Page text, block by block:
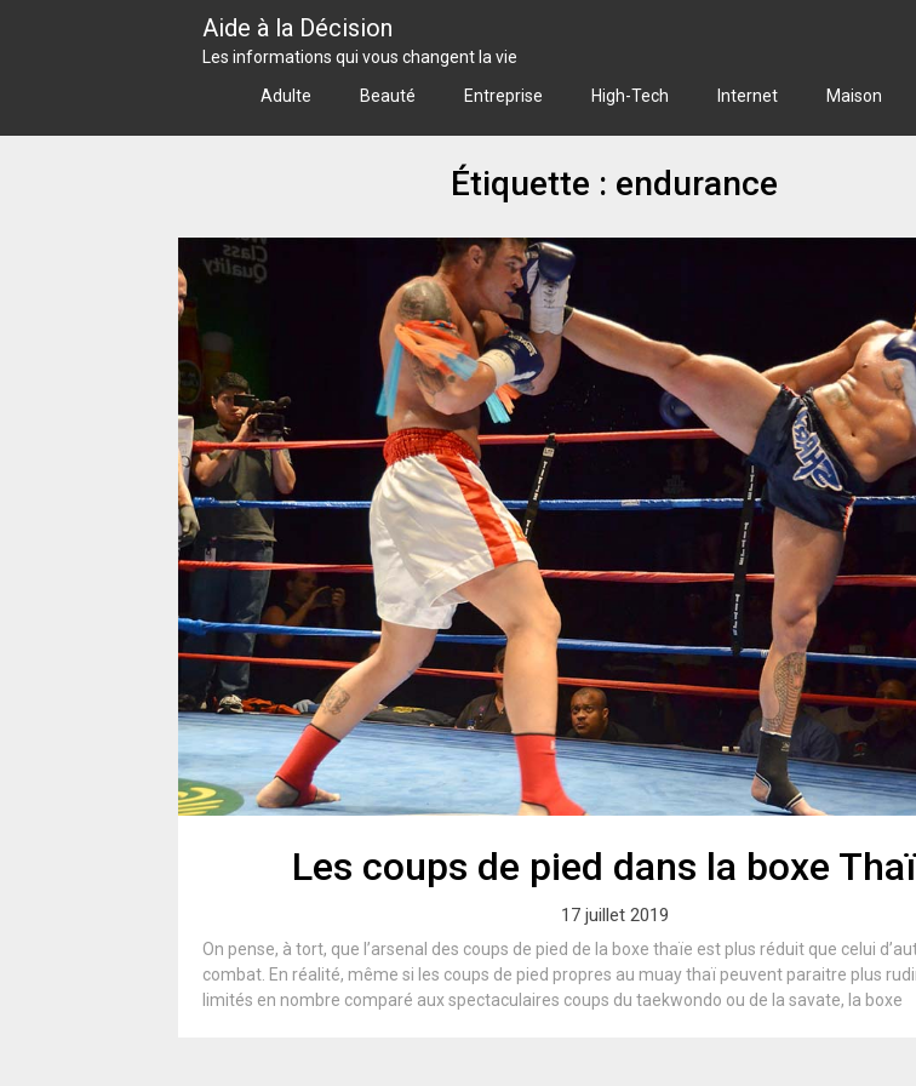
Aide à la Décision
Les informations qui vous changent la vie
Adulte
Beauté Entreprise High-Tech Internet Maison
Étiquette : endurance
Les coups de pied dans la boxe
17 juillet 2019
On pense, à tort, que l’arsenal des coups de pied de la boxe thaïe est plus réduit que celui
combat. En réalité, même si les coups de pied propres au muay thaï peuvent paraitre plus
limités en nombre comparé aux spectaculaires coups du taekwondo ou de la savate, la boxe